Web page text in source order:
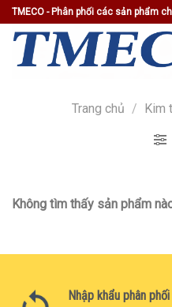
Skip
to
content
TMECO - Phân phối các sản phẩm
Trang chủ / Kim
Không tìm thấy sản phẩm
Nhập khẩu phân